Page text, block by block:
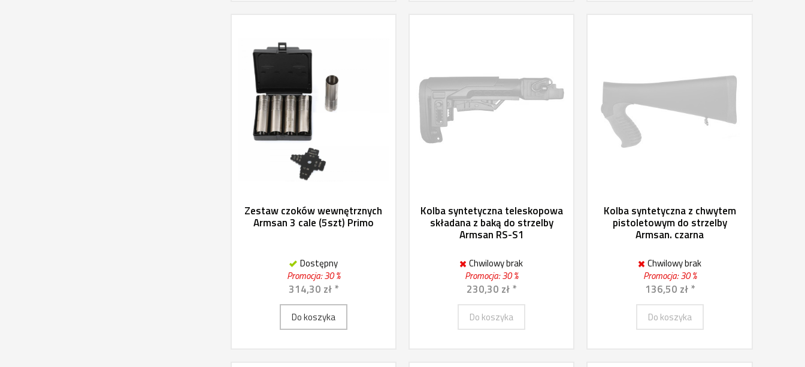
Zestaw czoków wewnętrznych
Armsan 3 cale (5szt) Primo
Dostępny
Promocja: 30 %
314,30 zł *
Do koszyka
Kolba syntetyczna teleskopowa
składana z baką do strzelby
Armsan RS-S1
Chwilowy brak
Promocja: 30 %
230,30 zł *
Do koszyka
Kolba syntetyczna z chwytem
pistoletowym do strzelby
Armsan. czarna
Chwilowy brak
Promocja: 30 %
136,50 zł *
Do koszyka